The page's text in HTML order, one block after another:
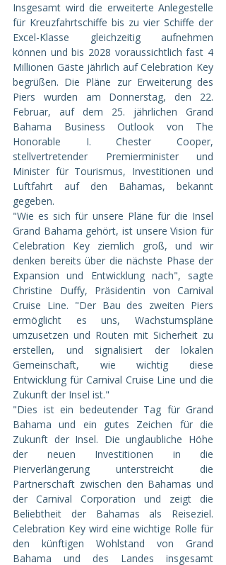
Insgesamt wird die erweiterte Anlegestelle
für Kreuzfahrtschiffe bis zu vier Schiffe der
Excel-Klasse gleichzeitig aufnehmen
können und bis 2028 voraussichtlich fast 4
Millionen Gäste jährlich auf Celebration Key
begrüßen. Die Pläne zur Erweiterung des
Piers wurden am Donnerstag, den 22.
Februar, auf dem 25. jährlichen Grand
Bahama Business Outlook von The
Honorable I. Chester Cooper,
stellvertretender Premierminister und
Minister für Tourismus, Investitionen und
Luftfahrt auf den Bahamas, bekannt
gegeben.
"Wie es sich für unsere Pläne für die Insel
Grand Bahama gehört, ist unsere Vision für
Celebration Key ziemlich groß, und wir
denken bereits über die nächste Phase der
Expansion und Entwicklung nach", sagte
Christine Duffy, Präsidentin von Carnival
Cruise Line. "Der Bau des zweiten Piers
ermöglicht es uns, Wachstumspläne
umzusetzen und Routen mit Sicherheit zu
erstellen, und signalisiert der lokalen
Gemeinschaft, wie wichtig diese
Entwicklung für Carnival Cruise Line und die
Zukunft der Insel ist."
"Dies ist ein bedeutender Tag für Grand
Bahama und ein gutes Zeichen für die
Zukunft der Insel. Die unglaubliche Höhe
der neuen Investitionen in die
Pierverlängerung unterstreicht die
Partnerschaft zwischen den Bahamas und
der Carnival Corporation und zeigt die
Beliebtheit der Bahamas als Reiseziel.
Celebration Key wird eine wichtige Rolle für
den künftigen Wohlstand von Grand
Bahama und des Landes insgesamt